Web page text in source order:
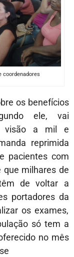
coordenadores
os benefícios
ele, vai
visão a mil e
reprimida
pacientes com
que milhares de
de voltar a
portadores da
os exames,
só tem a
no mês